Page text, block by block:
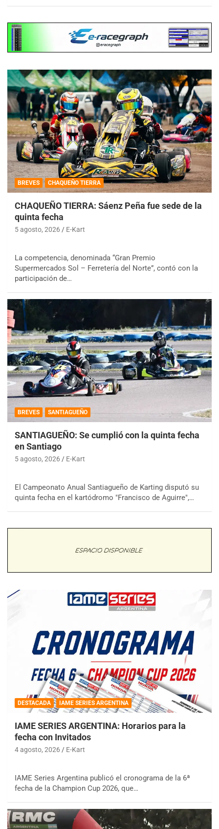
BREVES CHAQUEÑO TIERRA
CHAQUEÑO TIERRA: Sáenz Peña fue sede de la
quinta fecha
5 agosto, 2026 E-Kart
La competencia, denominada “Gran Premio
Supermercados Sol – Ferretería del Norte”, contó con la
participación de…
BREVES SANTIAGUEÑO
SANTIAGUEÑO: Se cumplió con la quinta fecha
en Santiago
5 agosto, 2026 E-Kart
El Campeonato Anual Santiagueño de Karting disputó su
quinta fecha en el kartódromo "Francisco de Aguirre",…
DESTACADA IAME SERIES ARGENTINA
IAME SERIES ARGENTINA: Horarios para la
fecha con Invitados
4 agosto, 2026 E-Kart
IAME Series Argentina publicó el cronograma de la 6ª
fecha de la Champion Cup 2026, que…